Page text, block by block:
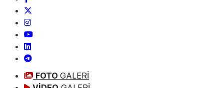
FOTO GALERİ